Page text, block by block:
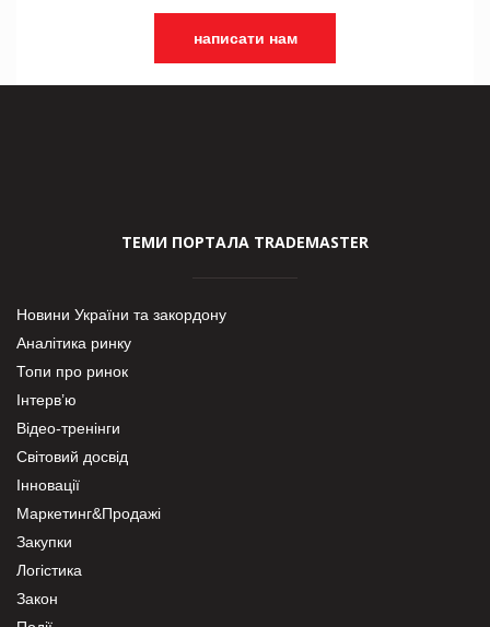
написати нам
ТЕМИ ПОРТАЛА TRADEMASTER
Новини України та закордону
Аналітика ринку
Топи про ринок
Інтерв’ю
Відео-тренінги
Світовий досвід
Інновації
Маркетинг&Продажі
Закупки
Логістика
Закон